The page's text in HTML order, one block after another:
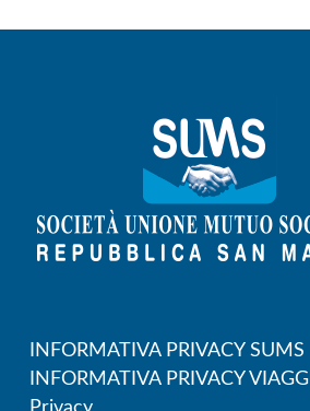
INFORMATIVA PRIVACY SUMS
INFORMATIVA PRIVACY VIAGGI